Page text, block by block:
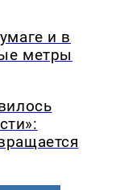
и в
метры